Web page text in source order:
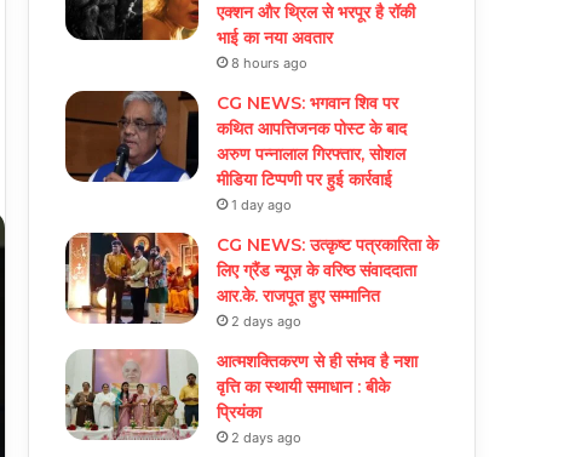
एक्शन और थ्रिल से भरपूर है रॉकी
भाई का नया अवतार
8 hours ago
CG NEWS: भगवान शिव पर
कथित आपत्तिजनक पोस्ट के बाद
अरुण पन्नालाल गिरफ्तार, सोशल
मीडिया टिप्पणी पर हुई कार्रवाई
1 day ago
CG NEWS: उत्कृष्ट पत्रकारिता के
लिए ग्रैंड न्यूज़ के वरिष्ठ संवाददाता
आर.के. राजपूत हुए सम्मानित
2 days ago
आत्मशक्तिकरण से ही संभव है नशा
वृत्ति का स्थायी समाधान : बीके
प्रियंका
2 days ago